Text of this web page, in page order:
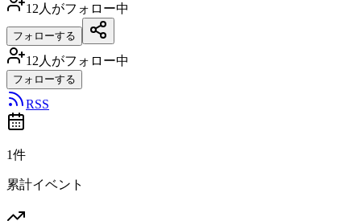
12 人がフォロー中
フォローする
12 人がフォロー中
フォローする
RSS
1件
累計イベント